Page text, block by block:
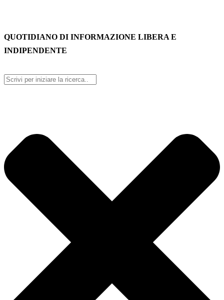
QUOTIDIANO DI INFORMAZIONE LIBERA E
INDIPENDENTE